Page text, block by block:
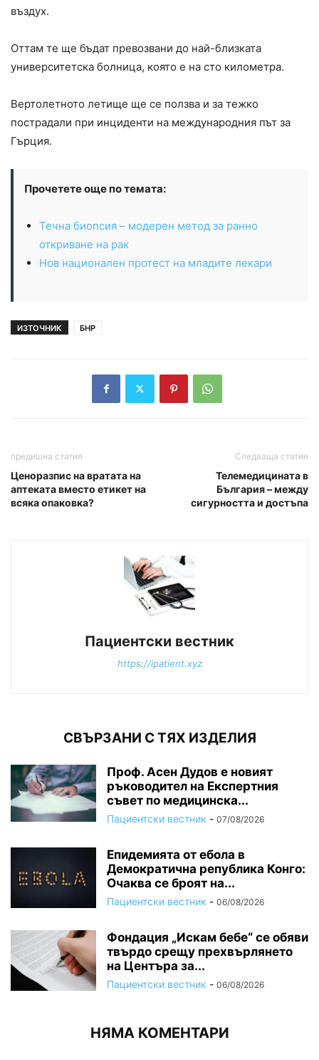
въздух.
Оттам те ще бъдат превозвани до най-близката
университетска болница, която е на сто километра.
Вертолетното летище ще се ползва и за тежко
пострадали при инциденти на международния път за
Гърция.
Прочетете още по темата:
Течна биопсия – модерен метод за ранно
откриване на рак
Нов национален протест на младите лекари
ИЗТОЧНИК БНР
предишна статия
Ценоразпис на вратата на
аптеката вместо етикет на
всяка опаковка?
Следваща статия
Телемедицината в
България – между
сигурността и достъпа
Пациентски вестник
https://ipatient.xyz
СВЪРЗАНИ С ТЯХ ИЗДЕЛИЯ
Проф. Асен Дудов е новият
ръководител на Експертния
съвет по медицинска...
Пациентски вестник - 07/08/2026
Епидемията от ебола в
Демократична република Конго:
Очаква се броят на...
Пациентски вестник - 06/08/2026
Фондация „Искам бебе“ се обяви
твърдо срещу прехвърлянето
на Центъра за...
Пациентски вестник - 06/08/2026
НЯМА КОМЕНТАРИ